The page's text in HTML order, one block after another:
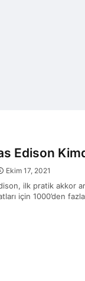
Edison
Ekim 17, 2021
ilk pratik akkor
için 1000’den